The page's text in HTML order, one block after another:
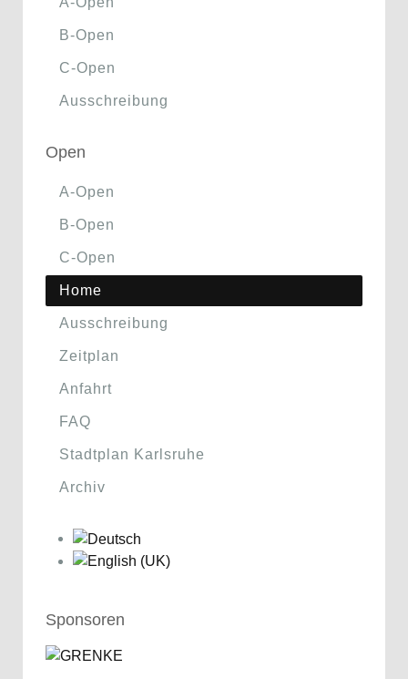
B-Open
C-Open
Ausschreibung
Open
A-Open
B-Open
C-Open
Home
Ausschreibung
Zeitplan
Anfahrt
FAQ
Stadtplan Karlsruhe
Archiv
Sponsoren